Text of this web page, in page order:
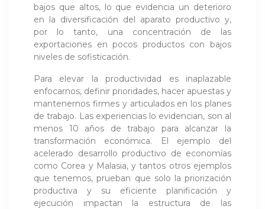
bajos que altos, lo que evidencia un deterioro
en la diversificación del aparato productivo y,
por lo tanto, una concentración de las
exportaciones en pocos productos con bajos
niveles de sofisticación.
Para elevar la productividad es inaplazable
enfocarnos, definir prioridades, hacer apuestas y
mantenernos firmes y articulados en los planes
de trabajo. Las experiencias lo evidencian, son al
menos 10 años de trabajo para alcanzar la
transformación económica. El ejemplo del
acelerado desarrollo productivo de economías
como Corea y Malasia, y tantos otros ejemplos
que tenemos, prueban que solo la priorización
productiva y su eficiente planificación y
ejecución impactan la estructura de las